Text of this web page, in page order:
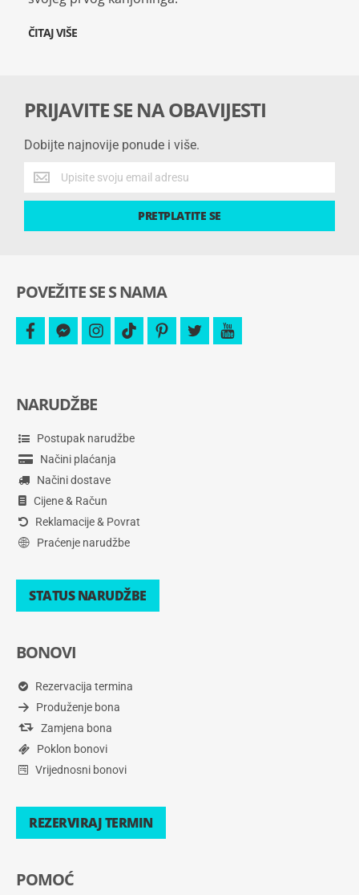
ČITAJ VIŠE
PRIJAVITE SE NA OBAVIJESTI
Dobijte najnovije ponude i više.
Dobijte
najnovije
ponude
PRETPLATITE SE
POVEŽITE SE S NAMA
facebookfacebook-
messenger
instagram
tiktokpinterest
twitteryoutube
NARUDŽBE
Postupak narudžbe
Načini plaćanja
Načini dostave
Cijene & Račun
Reklamacije & Povrat
Praćenje narudžbe
STATUS NARUDŽBE
BONOVI
Rezervacija termina
Produženje bona
Zamjena bona
Poklon bonovi
Vrijednosni bonovi
REZERVIRAJ TERMIN
POMOĆ